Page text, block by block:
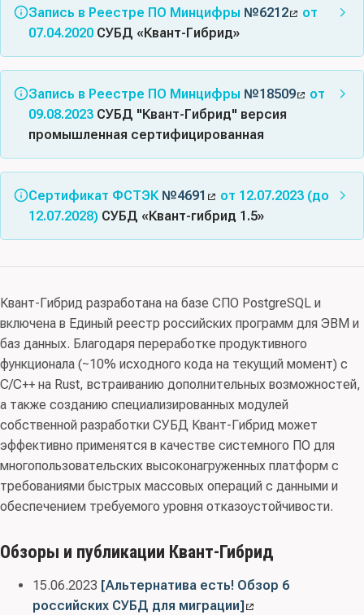
Запись в Реестре ПО Минцифры №6212
от
07.04.2020 СУБД «Квант-Гибрид»
Альтернативные названия:СУБД «Квант-Гибрид»
ВЕМР.00116-01
Класс(ы) ПО: 02.07 - Средства управления базами
данных
Код(ы) продукции:58.29.13 Обеспечение программное
для администрирования баз данных на электронном
носителе; 58.29.31 Обеспечение программное
Запись в Реестре ПО Минцифры №18509
от
09.08.2023 СУБД "Квант-Гибрид" версия
промышленная сертифицированная
Альтернативные названия:СУБД «Квант-гибрид» 1.5.1;
СУБД «Квант-Гибрид» ВПС
Класс(ы) ПО:02.07 - Средства управления базами
данных
для администрирования баз данных на электронном
носителе; 62 Продукты программные и услуги по
разработке программного обеспечения;
консультационные и аналогичные услуги в области
информационных технологий; 63.11 Услуги по
обработке данных, размещению и взаимосвязанные
услуги
Правообладатель:ООО “КВАНТОМ”; АО “Концерн
ГРАНИТ” (ИНН 9704024780; 5003056699)
Сертификат ФСТЭК №4691
от 12.07.2023 (до
12.07.2028) СУБД «Квант-гибрид 1.5»
Схема сертификации:серия, испытательная
лаборатория:ООО «ЦБИ», орган сертификации:ФАУ
«ГНИИИ ПТЗИ ФСТЭК России», заявитель:АО
«Концерн ГРАНИТ»
Квант-Гибрид разработана на базе СПО PostgreSQL и
включена в Единый реестр российских программ для ЭВМ и
баз данных. Благодаря переработке продуктивного
функционала (~10% исходного кода на текущий момент) с
C/C++ на Rust, встраиванию дополнительных возможностей,
а также созданию специализированных модулей
собственной разработки СУБД Квант-Гибрид может
эффективно применятся в качестве системного ПО для
многопользовательских высоконагруженных платформ с
требованиями быстрых массовых операций с данными и
обеспечением требуемого уровня отказоустойчивости.
Обзоры и публикации Квант-Гибрид
15.06.2023 [Альтернатива есть! Обзор 6
российских СУБД для миграции]